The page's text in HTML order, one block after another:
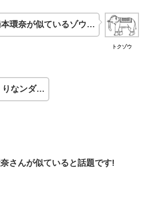
トクゾウ
環奈が似ているゾウ…
りなンダ…
さんが似ていると話題です!